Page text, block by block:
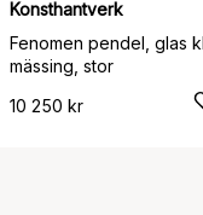
Konsthantverk
Fenomen pendel, glas
mässing, stor
10 250 kr